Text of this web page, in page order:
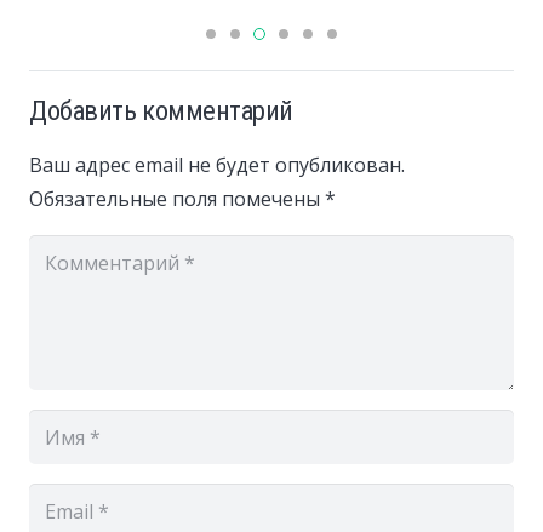
Добавить комментарий
Ваш адрес email не будет опубликован.
Обязательные поля помечены *